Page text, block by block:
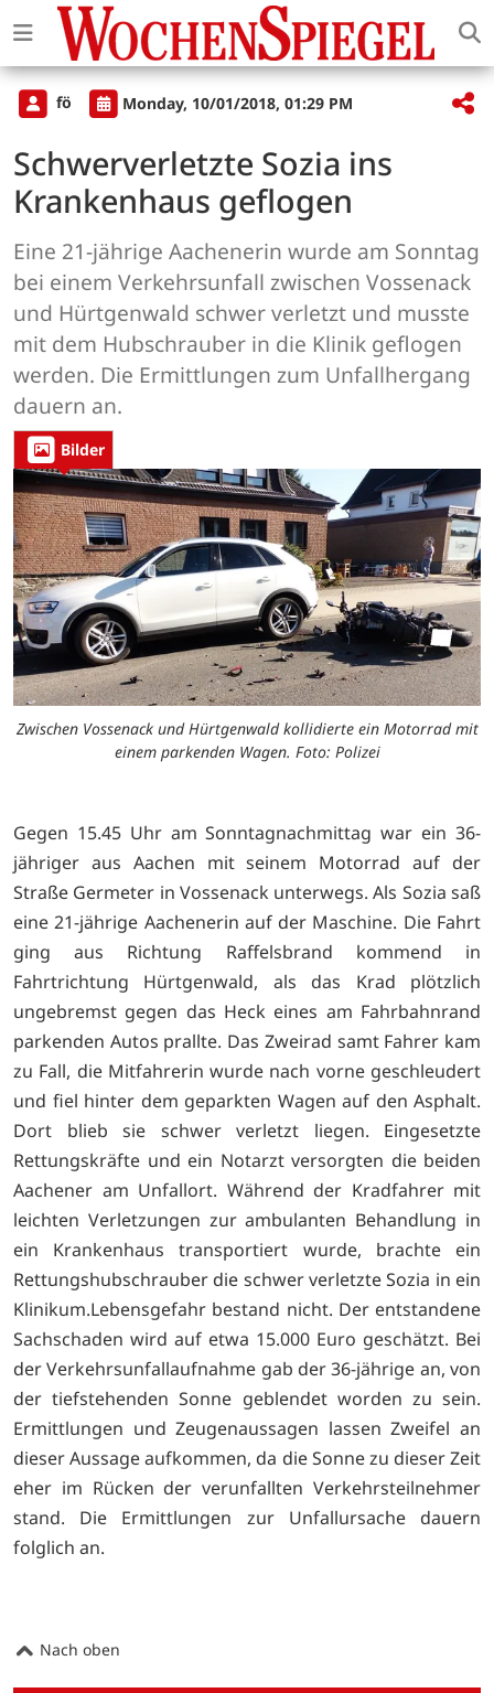
fö Monday, 10/01/2018, 01:29 PM
Schwerverletzte Sozia ins
Krankenhaus geflogen
Eine 21-jährige Aachenerin wurde am Sonntag
bei einem Verkehrsunfall zwischen Vossenack
und Hürtgenwald schwer verletzt und musste
mit dem Hubschrauber in die Klinik geflogen
werden. Die Ermittlungen zum Unfallhergang
dauern an.
Bilder
Zwischen Vossenack und Hürtgenwald kollidierte ein Motorrad mit
einem parkenden Wagen. Foto: Polizei
Gegen 15.45 Uhr am Sonntagnachmittag war ein 36-
jähriger aus Aachen mit seinem Motorrad auf der
Straße Germeter in Vossenack unterwegs. Als Sozia saß
eine 21-jährige Aachenerin auf der Maschine. Die Fahrt
ging aus Richtung Raffelsbrand kommend in
Fahrtrichtung Hürtgenwald, als das Krad plötzlich
ungebremst gegen das Heck eines am Fahrbahnrand
parkenden Autos prallte. Das Zweirad samt Fahrer kam
zu Fall, die Mitfahrerin wurde nach vorne geschleudert
und fiel hinter dem geparkten Wagen auf den Asphalt.
Dort blieb sie schwer verletzt liegen. Eingesetzte
Rettungskräfte und ein Notarzt versorgten die beiden
Aachener am Unfallort. Während der Kradfahrer mit
leichten Verletzungen zur ambulanten Behandlung in
ein Krankenhaus transportiert wurde, brachte ein
Rettungshubschrauber die schwer verletzte Sozia in ein
Klinikum.Lebensgefahr bestand nicht. Der entstandene
Sachschaden wird auf etwa 15.000 Euro geschätzt. Bei
der Verkehrsunfallaufnahme gab der 36-jährige an, von
der tiefstehenden Sonne geblendet worden zu sein.
Ermittlungen und Zeugenaussagen lassen Zweifel an
dieser Aussage aufkommen, da die Sonne zu dieser Zeit
eher im Rücken der verunfallten Verkehrsteilnehmer
stand. Die Ermittlungen zur Unfallursache dauern
folglich an.
Nach oben